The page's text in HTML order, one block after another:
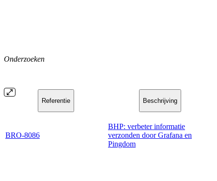
Onderzoeken
Referentie Beschrijving
BRO-8086
BHP: verbeter informatie
verzonden door Grafana en
Pingdom